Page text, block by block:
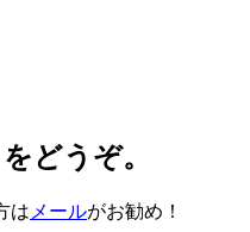
どうぞ。
は メールがお勧め！